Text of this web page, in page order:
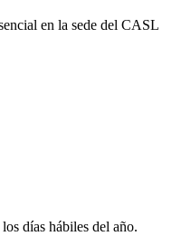
en la sede del CASL
días hábiles del año.